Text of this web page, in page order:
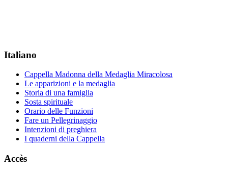
Italiano
Cappella Madonna della Medaglia Miracolosa
Le apparizioni e la medaglia
Storia di una famiglia
Sosta spirituale
Orario delle Funzioni
Fare un Pellegrinaggio
Intenzioni di preghiera
I quaderni della Cappella
Accès